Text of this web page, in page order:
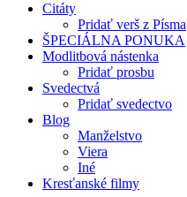
Citáty
Pridať verš z Písma
ŠPECIÁLNA PONUKA
Modlitbová nástenka
Pridať prosbu
Svedectvá
Pridať svedectvo
Blog
Manželstvo
Viera
Iné
Kresťanské filmy